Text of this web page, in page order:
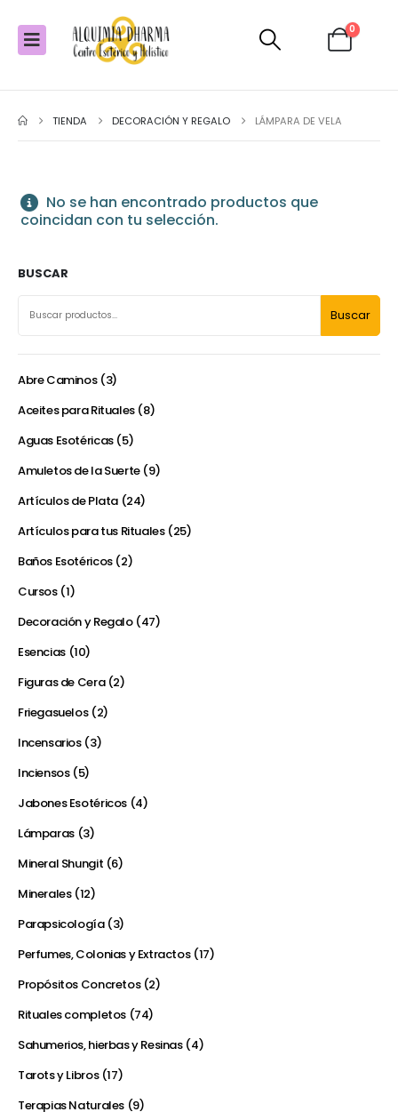
0
TIENDA DECORACIÓN Y REGALO LÁMPARA DE VELA
No se han encontrado productos que
coincidan con tu selección.
BUSCAR
Buscar
Abre Caminos 3
Aceites para Rituales 8
Aguas Esotéricas 5
Amuletos de la Suerte 9
Artículos de Plata 24
Artículos para tus Rituales 25
Baños Esotéricos 2
Cursos 1
Decoración y Regalo 47
Esencias 10
Figuras de Cera 2
Friegasuelos 2
Incensarios 3
Inciensos 5
Jabones Esotéricos 4
Lámparas 3
Mineral Shungit 6
Minerales 12
Parapsicología 3
Perfumes, Colonias y Extractos 17
Propósitos Concretos 2
Rituales completos 74
Sahumerios, hierbas y Resinas 4
Tarots y Libros 17
Terapias Naturales 9